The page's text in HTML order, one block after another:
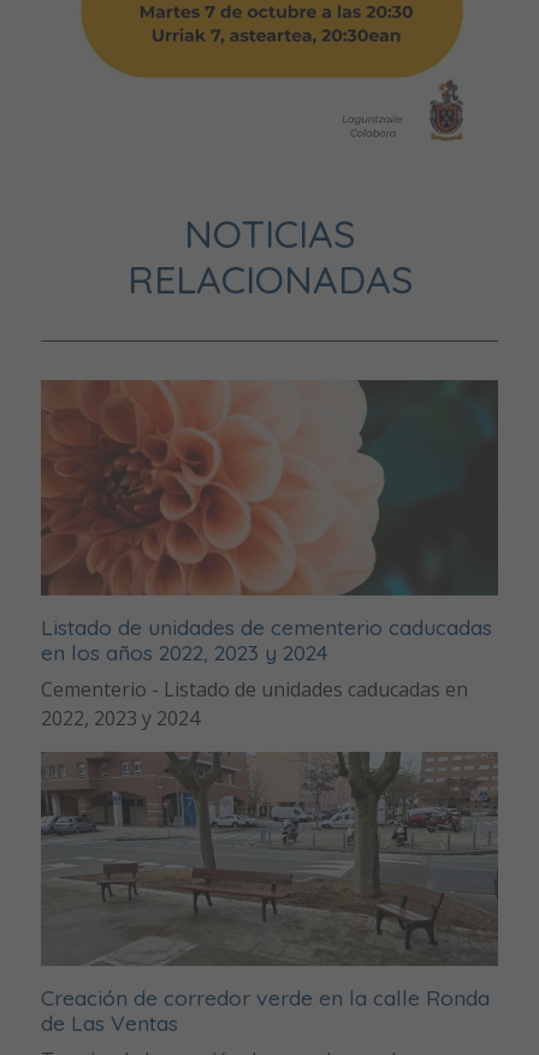
NOTICIAS
RELACIONADAS
Listado de unidades de cementerio caducadas
en los años 2022, 2023 y 2024
Cementerio - Listado de unidades caducadas en
2022, 2023 y 2024
Creación de corredor verde en la calle Ronda
de Las Ventas